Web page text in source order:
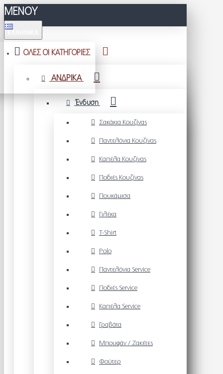
ΜΕΝΟΥ
ΟΛΕΣ ΟΙ ΚΑΤΗΓΟΡΙΕΣ
ΑΝΔΡΙΚΑ
Ένδυση
Σακάκια Κουζίνας
Παντελόνια Κουζίνας
Καπέλα Κουζίνας
Ποδιές Κουζίνας
Πουκάμισα
Γιλέκα
T-Shirt
Polo
Παντελόνια Service
Ποδιές Service
Καπέλα Service
Γραβάτα
Μπουφάν / Ζακέτες
Φούτερ